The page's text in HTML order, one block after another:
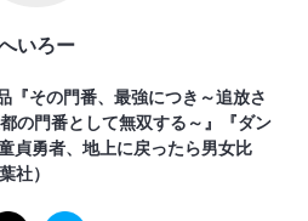
いろー
『その門番、最強につき～追放さ
の門番として無双する～』『ダン
貞勇者、地上に戻ったら男女比
社）